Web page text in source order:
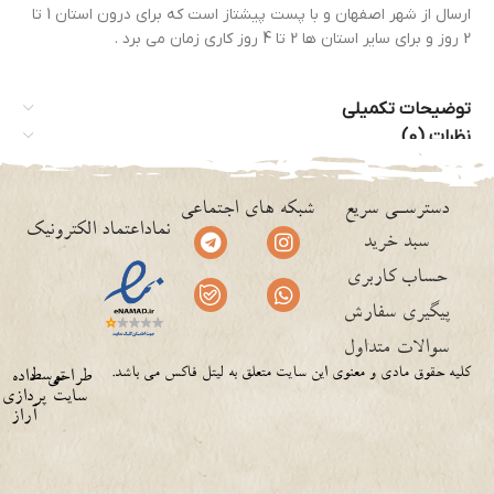
ارسال از شهر اصفهان و با پست پیشتاز است که برای درون استان 1 تا
2 روز و برای سایر استان ها 2 تا 4 روز کاری زمان می برد .
توضیحات تکمیلی
نظرات (0)
دسترسـی سریع
سبد خرید
حساب کاربری
پیگیری سفارش
سوالات متداول
شبکه های اجتماعی
نماداعتماد الکترونیک
داده
پردازی
آراز
توسططراحی
سایت
کلیه حقوق مادی و معنوی این سایت متعلق به لیتل فاکس می باشد.